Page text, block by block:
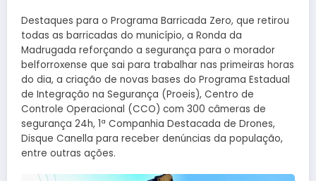
Destaques para o Programa Barricada Zero, que retirou
todas as barricadas do município, a Ronda da
Madrugada reforçando a segurança para o morador
belforroxense que sai para trabalhar nas primeiras horas
do dia, a criação de novas bases do Programa Estadual
de Integração na Segurança (Proeis), Centro de
Controle Operacional (CCO) com 300 câmeras de
segurança 24h, 1ª Companhia Destacada de Drones,
Disque Canella para receber denúncias da população,
entre outras ações.